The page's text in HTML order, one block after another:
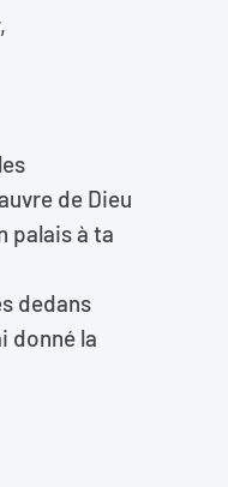
de Dieu
palais à ta
dedans
donné la